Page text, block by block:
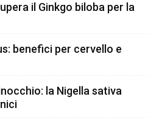
il Ginkgo biloba per la
benefici per cervello e
la Nigella sativa